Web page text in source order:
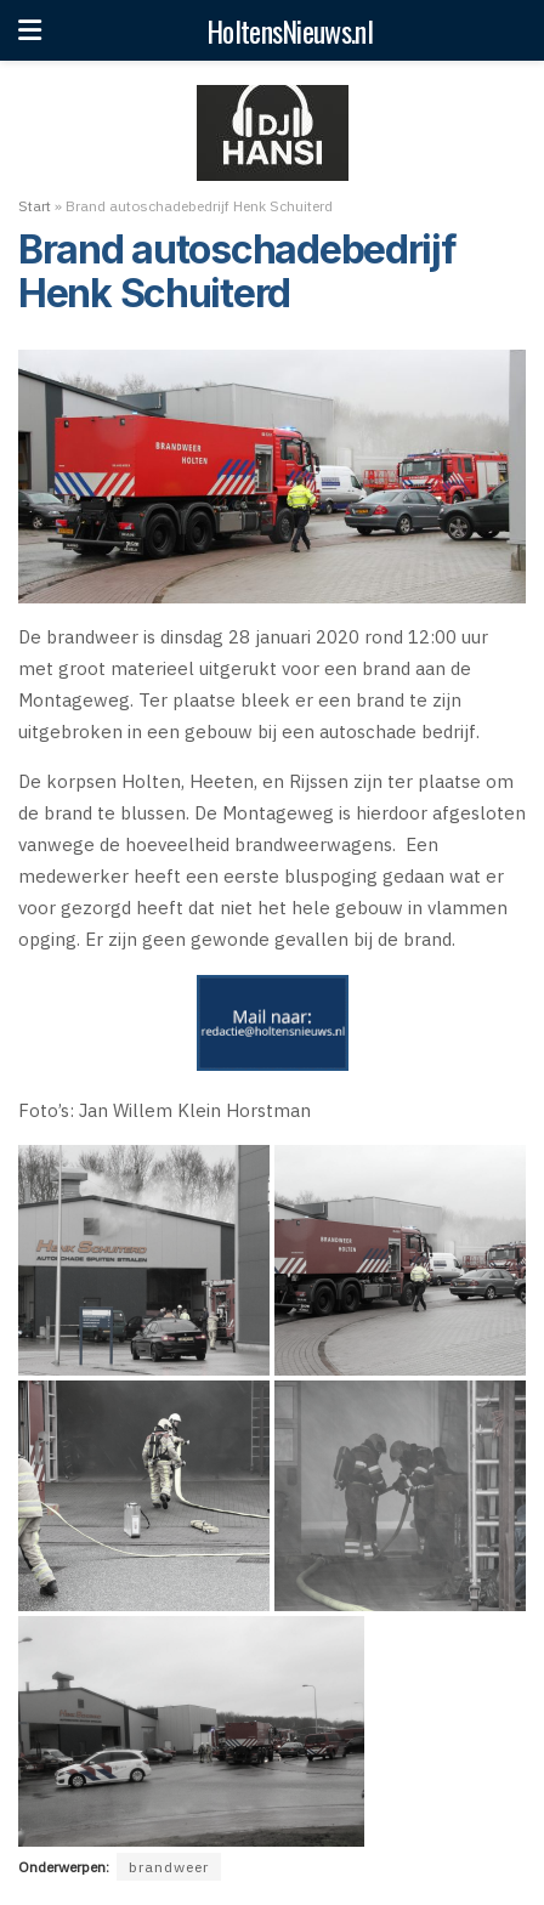
HoltensNieuws.nl
Start » Brand autoschadebedrijf Henk Schuiterd
Brand autoschadebedrijf
Henk Schuiterd
De brandweer is dinsdag 28 januari 2020 rond 12:00 uur
met groot materieel uitgerukt voor een brand aan de
Montageweg. Ter plaatse bleek er een brand te zijn
uitgebroken in een gebouw bij een autoschade bedrijf.
De korpsen Holten, Heeten, en Rijssen zijn ter plaatse om
de brand te blussen. De Montageweg is hierdoor afgesloten
vanwege de hoeveelheid brandweerwagens. Een
medewerker heeft een eerste bluspoging gedaan wat er
voor gezorgd heeft dat niet het hele gebouw in vlammen
opging. Er zijn geen gewonde gevallen bij de brand.
Foto’s: Jan Willem Klein Horstman
Onderwerpen: brandweer